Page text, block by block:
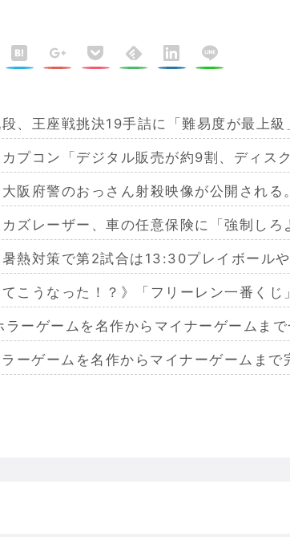
、王座戦挑決19手詰に「難易度が最上級
カプコン「デジタル販売が約9割、ディス
大阪府警のおっさん射殺映像が公開され
カズレーザー、車の任意保険に「強制し
熱対策で第2試合は13:30プレイボールや
てこうなった！？》「フリーレン一番く
ーゲームを名作からマイナーゲームま
ーゲームを名作からマイナーゲームま
ラーゲームを名作からマイナーまで完全
キャストのホラーゲームを名作からマイ